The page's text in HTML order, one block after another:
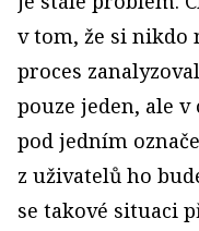
v tom, že si nikdo
proces
pouze jeden, ale
pod jedním
z uživatelů ho
se takové situaci